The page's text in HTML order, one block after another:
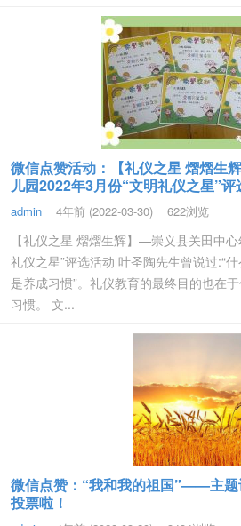
微信点赞活动：【礼仪之星 熠熠生
儿园2022年3月份“文明礼仪之星”评
admin 4年前 (2022-03-30) 622浏览
【礼仪之星 熠熠生辉】—崇义县关田中
礼仪之星”评选活动 叶圣陶先生曾说过:“
是养成习惯”。礼仪教育的最终目的也在
习惯。 文...
微信点赞：“我和我的祖国”——主题
投票啦！